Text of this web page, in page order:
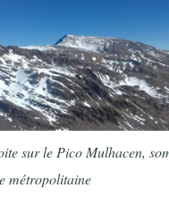
sur le Pico Mulhacen,
métropolitaine